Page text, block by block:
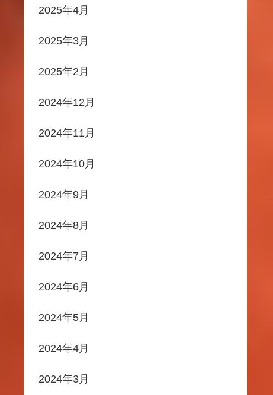
2025年4月
2025年3月
2025年2月
2024年12月
2024年11月
2024年10月
2024年9月
2024年8月
2024年7月
2024年6月
2024年5月
2024年4月
2024年3月